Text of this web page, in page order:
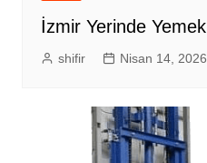
İzmir Yerinde Yemek
shifir Nisan 14, 2026